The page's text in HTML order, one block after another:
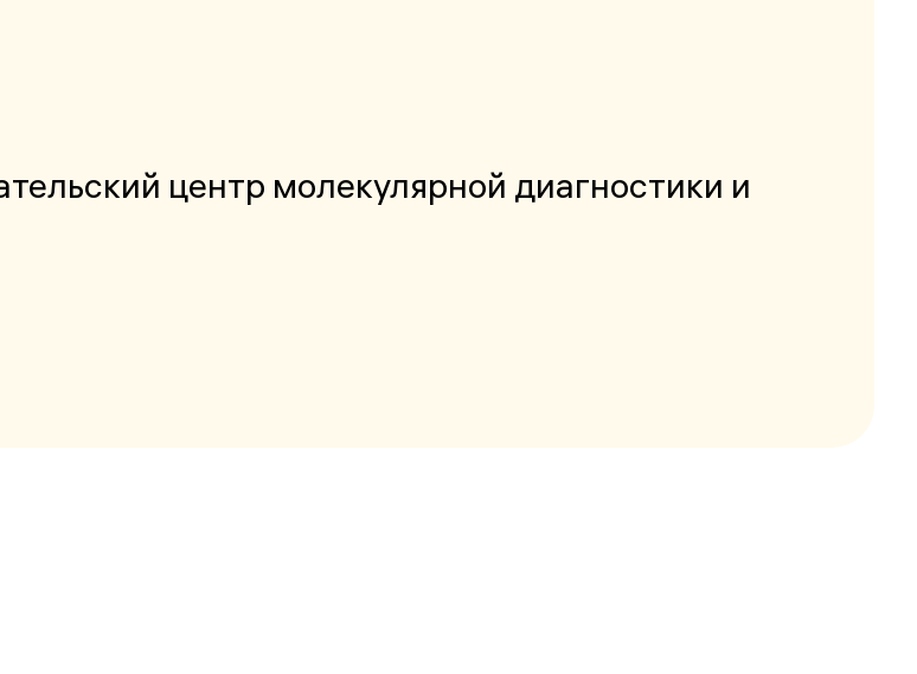
центр молекулярной диагностики и